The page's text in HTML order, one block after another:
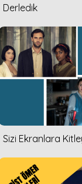
Derledik
Sizi Ekranlara